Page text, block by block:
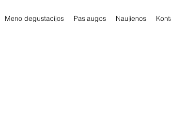
Meno degustacijos Paslaugos Naujienos